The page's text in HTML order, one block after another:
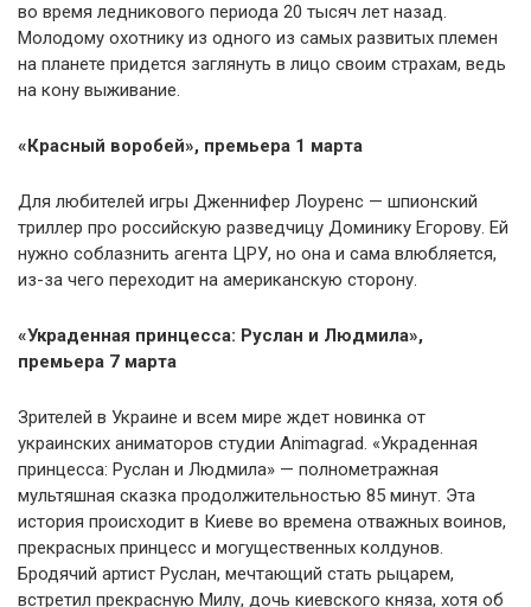
во время ледникового периода 20 тысяч лет назад.
Молодому охотнику из одного из самых развитых племен
на планете придется заглянуть в лицо своим страхам, ведь
на кону выживание.
«Красный воробей», премьера 1 марта
Для любителей игры Дженнифер Лоуренс — шпионский
триллер про российскую разведчицу Доминику Егорову. Ей
нужно соблазнить агента ЦРУ, но она и сама влюбляется,
из-за чего переходит на американскую сторону.
«Украденная принцесса: Руслан и Людмила»,
премьера 7 марта
Зрителей в Украине и всем мире ждет новинка от
украинских аниматоров студии Animagrad. «Украденная
принцесса: Руслан и Людмила» — полнометражная
мультяшная сказка продолжительностью 85 минут. Эта
история происходит в Киеве во времена отважных воинов,
прекрасных принцесс и могущественных колдунов.
Бродячий артист Руслан, мечтающий стать рыцарем,
встретил прекрасную Милу, дочь киевского княза, хотя об